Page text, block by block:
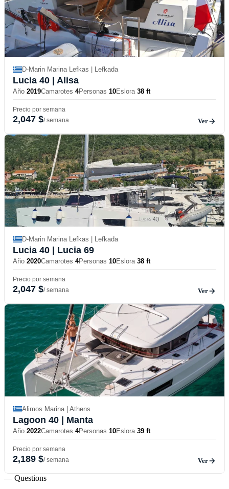
D-Marin Marina Lefkas | Lefkada
Lucia 40 | Alisa
Año 2019Camarotes 4Personas 10Eslora 38 ft
Precio por semana
2,047 $/ semana Ver
D-Marin Marina Lefkas | Lefkada
Lucia 40 | Lucia 69
Año 2020Camarotes 4Personas 10Eslora 38 ft
Precio por semana
2,047 $/ semana Ver
Alimos Marina | Athens
Lagoon 40 | Manta
Año 2022Camarotes 4Personas 10Eslora 39 ft
Precio por semana
2,189 $/ semana Ver
— Questions